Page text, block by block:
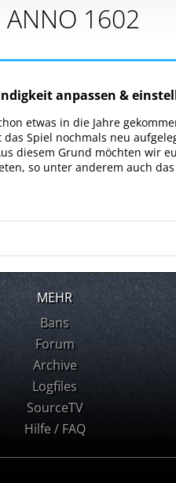
ANNO 1602
anpassen &
etwas in die Jahre
Spiel nochmals neu
diesem Grund möchten wir
so unter anderem auch
MEHR
Bans
Forum
Archive
Logfiles
SourceTV
Hilfe / FAQ